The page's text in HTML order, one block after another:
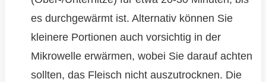
es durchgewärmt ist. Alternativ können Sie
kleinere Portionen auch vorsichtig in der
Mikrowelle erwärmen, wobei Sie darauf achten
sollten, das Fleisch nicht auszutrocknen. Die